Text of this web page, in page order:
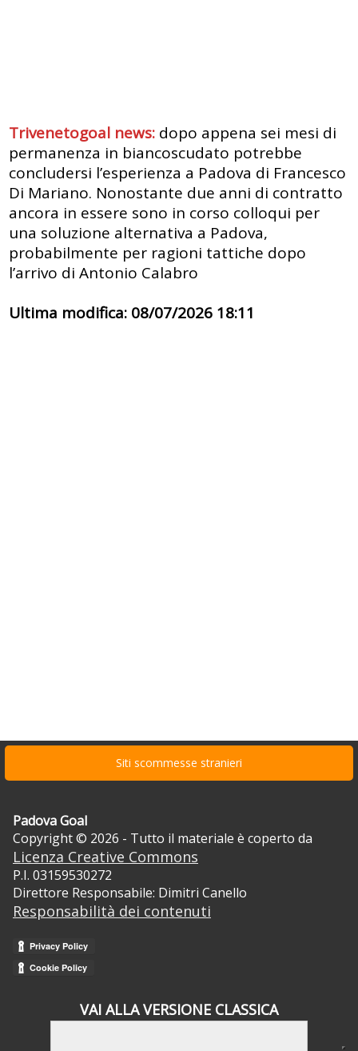
Trivenetogoal news: dopo appena sei mesi di
permanenza in biancoscudato potrebbe
concludersi l’esperienza a Padova di Francesco
Di Mariano. Nonostante due anni di contratto
ancora in essere sono in corso colloqui per
una soluzione alternativa a Padova,
probabilmente per ragioni tattiche dopo
l’arrivo di Antonio Calabro
Ultima modifica: 08/07/2026 18:11
Siti scommesse stranieri
Padova Goal
Copyright © 2026 - Tutto il materiale è coperto da
Licenza Creative Commons
P.I. 03159530272
Direttore Responsabile: Dimitri Canello
Responsabilità dei contenuti
VAI ALLA VERSIONE CLASSICA